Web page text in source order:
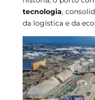
tecnologia,
da logística e da